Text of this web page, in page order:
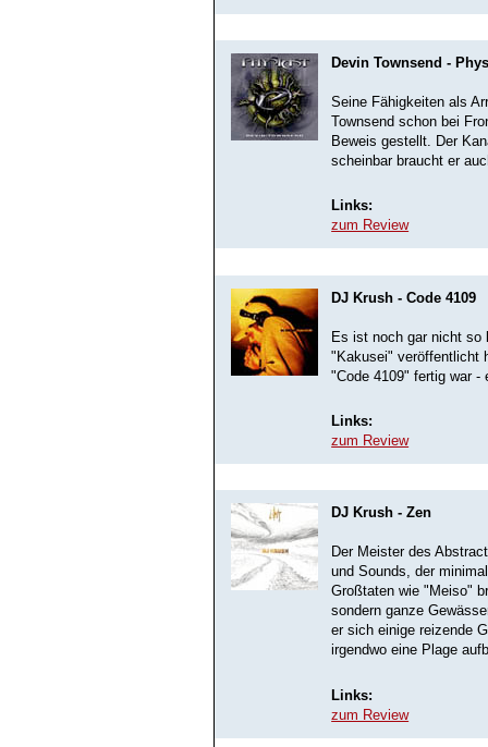
Devin Townsend -
Seine Fähigkeiten als
Townsend schon bei
Beweis gestellt. Der
scheinbar braucht er
Links:
zum Review
DJ Krush - Code 4109
Es ist noch gar nicht so
"Kakusei" veröffentlicht
"Code 4109" fertig war -
Links:
zum Review
DJ Krush - Zen
Der Meister des
und Sounds, der
Großtaten wie "Meiso"
sondern ganze
er sich einige reizende
irgendwo eine Plage
Links:
zum Review